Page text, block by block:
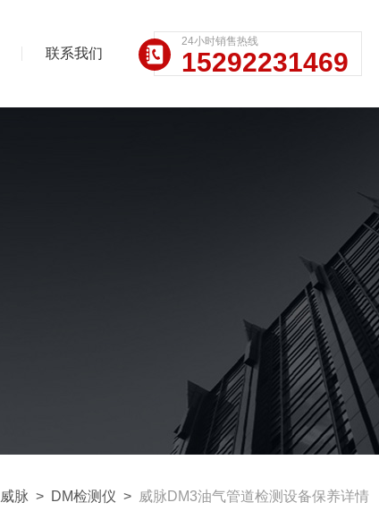
联系我们
24小时销售热线
15292231469
威脉 > DM检测仪 > 威脉DM3油气管道检测设备保养详情